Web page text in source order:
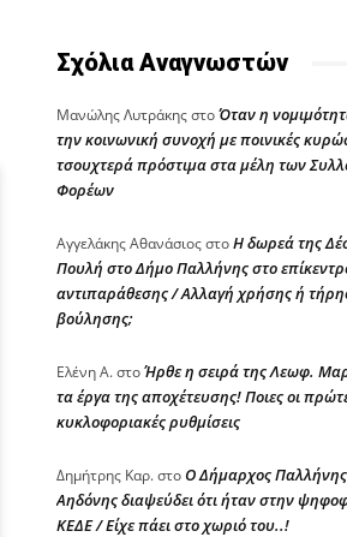
Σχόλια Αναγνωστών
Μανώλης ΛυτράκηςστοΌταν η
την κοινωνική συνοχή με ποινικές
τσουχτερά πρόστιμα στα μέλη των
Φορέων
Αγγελάκης ΑθανάσιοςστοΗ δωρεά της
Πουλή στο Δήμο Παλλήνης στο
αντιπαράθεσης / Αλλαγή χρήσης ή
βούλησης;
Ελένη Α.στοΉρθε η σειρά της Λεωφ.
τα έργα της αποχέτευσης! Ποιες οι
κυκλοφοριακές ρυθμίσεις
Δημήτρης Καρ.στοΟ Δήμαρχος
Αηδόνης διαψεύδει ότι ήταν στην
ΚΕΔΕ / Είχε πάει στο χωριό του..!